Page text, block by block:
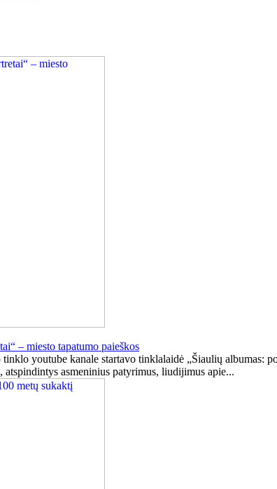
– miesto tapatumo paieškos
youtube kanale startavo tinklalaidė „Šiaulių albumas:
asmeninius patyrimus, liudijimus apie...